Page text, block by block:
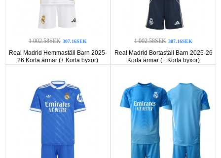
1 002.58SEK 307.16SEK
Real Madrid Hemmaställ Barn 2025-
26 Korta ärmar (+ Korta byxor)
1 002.58SEK 307.16SEK
Real Madrid Bortaställ Barn 2025-26
Korta ärmar (+ Korta byxor)